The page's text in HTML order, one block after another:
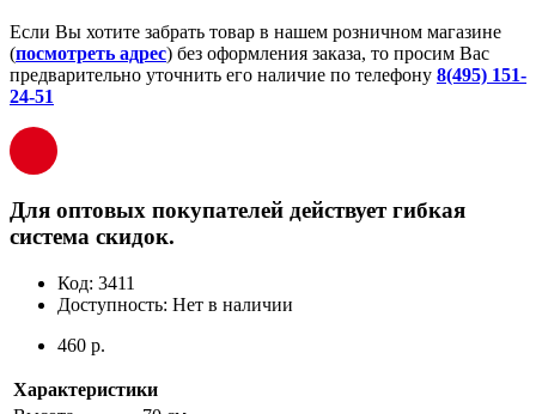
Если Вы хотите забрать товар в нашем розничном магазине
(посмотреть адрес) без оформления заказа, то просим Вас
предварительно уточнить его наличие по телефону 8(495) 151-
24-51
Для оптовых покупателей действует гибкая
система скидок.
Код: 3411
Доступность: Нет в наличии
460 р.
Характеристики